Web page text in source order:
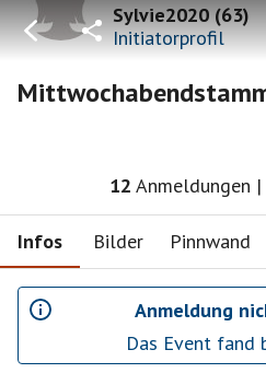
Sylvie2020(63)
Initiatorprofil
12 Anmeldungen |
Infos Bilder Pinnwand
Anmeldung
Das Event